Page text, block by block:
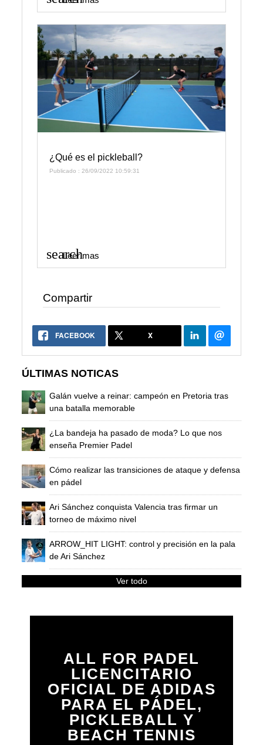
¿Qué es el pickleball?
Publicado : 26/09/2022 10:59:31
search
Leer mas
Compartir
FACEBOOK X
ÚLTIMAS NOTICAS
Galán vuelve a reinar: campeón en Pretoria tras
una batalla memorable
¿La bandeja ha pasado de moda? Lo que nos
enseña Premier Padel
Cómo realizar las transiciones de ataque y defensa
en pádel
Ari Sánchez conquista Valencia tras firmar un
torneo de máximo nivel
ARROW_HIT LIGHT: control y precisión en la pala
de Ari Sánchez
Ver todo
ALL FOR PADEL
LICENCITARIO
OFICIAL DE ADIDAS
PARA EL PÁDEL,
PICKLEBALL Y
BEACH TENNIS